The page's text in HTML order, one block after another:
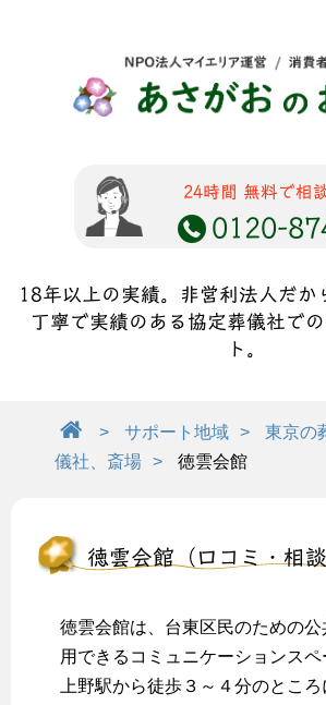
24時間 無料で相
0120-
18年以上の実績。非営利法人だか
丁寧で実績のある協定葬儀社で
ト。
サポート地域 東京の
儀社、斎場
徳雲会館
徳雲会館（口コミ・相
徳雲会館は、台東区民のための公
用できるコミュニケーションスペ
上野駅から徒歩３～４分のところ